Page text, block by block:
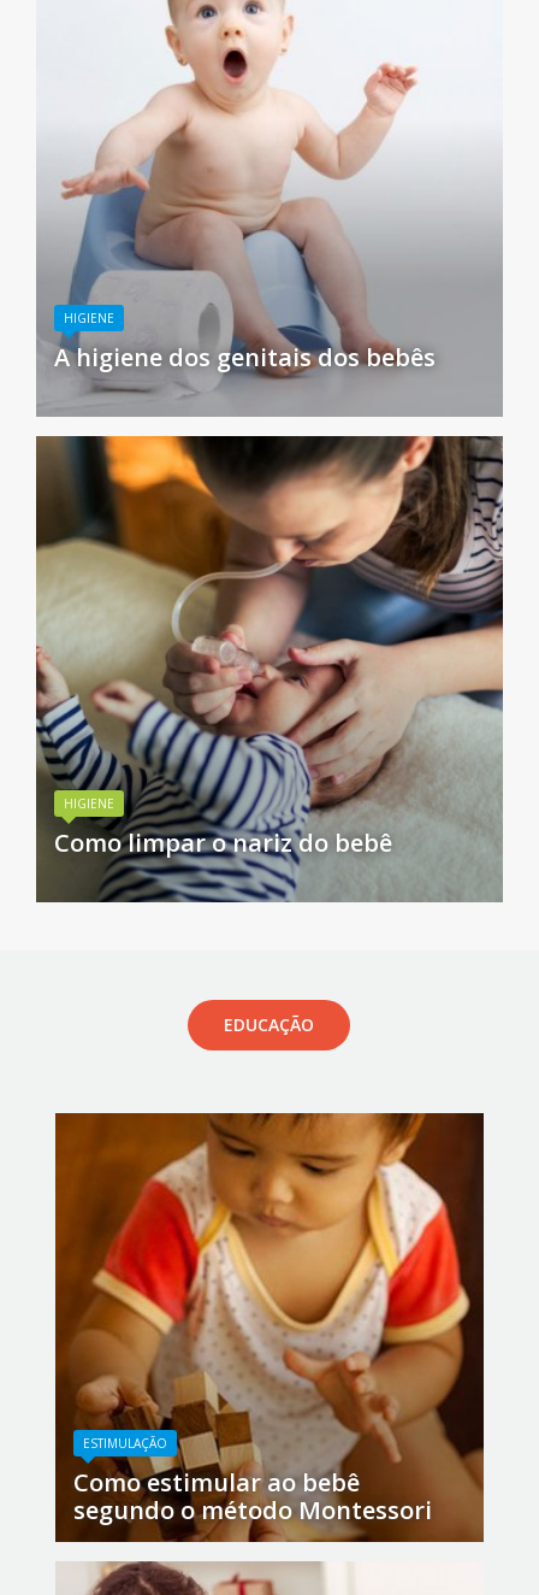
HIGIENE
A higiene dos genitais dos bebês
HIGIENE
Como limpar o nariz do bebê
EDUCAÇÃO
ESTIMULAÇÃO
Como estimular ao bebê
segundo o método Montessori